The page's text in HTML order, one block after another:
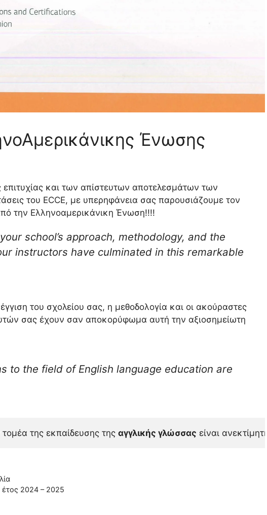
Ένωσης
επιτυχίας και των απίστευτων αποτελεσμάτων των
του ECCE, με υπερηφάνεια σας παρουσιάζουμε τον
την Ελληνοαμερικάνικη Ένωση!!!!
school’s approach, methodology, and the
instructors have culminated in this remarkable
του σχολείου σας, η μεθοδολογία και οι ακούραστες
σας έχουν σαν αποκορύφωμα αυτή την αξιοσημείωτη
to the field of English language education are
της εκπαίδευσης της αγγλικής γλώσσας είναι ανεκτίμητη.
έτος 2024 – 2025